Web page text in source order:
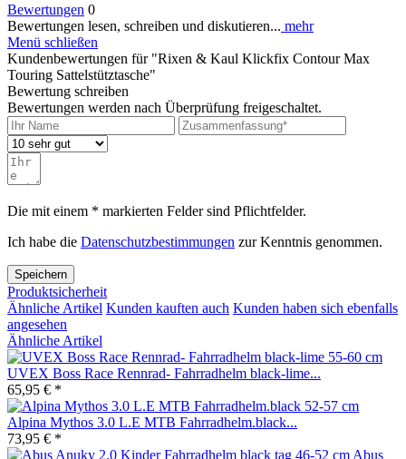
Bewertungen 0
Bewertungen lesen, schreiben und diskutieren... mehr
Menü schließen
Kundenbewertungen für "Rixen & Kaul Klickfix Contour Max
Touring Sattelstütztasche"
Bewertung schreiben
Bewertungen werden nach Überprüfung freigeschaltet.
Die mit einem * markierten Felder sind Pflichtfelder.
Ich habe die Datenschutzbestimmungen zur Kenntnis genommen.
Speichern
Produktsicherheit
Ähnliche Artikel Kunden kauften auch Kunden haben sich ebenfalls
angesehen
Ähnliche Artikel
UVEX Boss Race Rennrad- Fahrradhelm black-lime...
65,95 € *
Alpina Mythos 3.0 L.E MTB Fahrradhelm.black...
73,95 € *
Abus